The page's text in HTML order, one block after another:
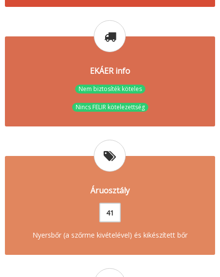
EKÁER info
Nem biztosíték köteles
Nincs FELIR kötelezettség
Áruosztály
41
Nyersbőr (a szőrme kivételével) és kikészített bőr